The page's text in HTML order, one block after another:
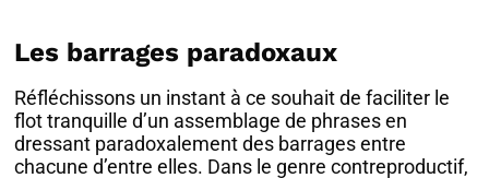
Les barrages paradoxaux
Réfléchissons un instant à ce souhait de faciliter le
flot tranquille d’un assemblage de phrases en
dressant paradoxalement des barrages entre
chacune d’entre elles. Dans le genre contreproductif,